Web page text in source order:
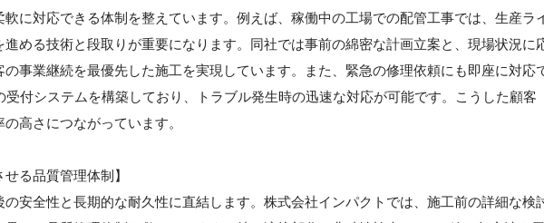
に対応できる体制を整えています。例えば、稼働中の工場での配管工事では、生産ラ
進める技術と段取りが重要になります。同社では事前の綿密な計画立案と、現場状況に
の事業継続を最優先した施工を実現しています。また、緊急の修理依頼にも即座に対応
受付システムを構築しており、トラブル発生時の迅速な対応が可能です。こうした顧客
高さにつながっています。
る品質管理体制】
安全性と長期的な耐久性に直結します。株式会社インパクトでは、施工前の詳細な検